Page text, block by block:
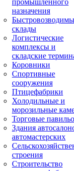
промышленного
назначения
склады
Логистические
комплексы и
складские
Коровники
Спортивные
сооружения
Птицефабрики
Холодильные и
морозильные
Торговые
Здания
автомастерских
строения
Строительство